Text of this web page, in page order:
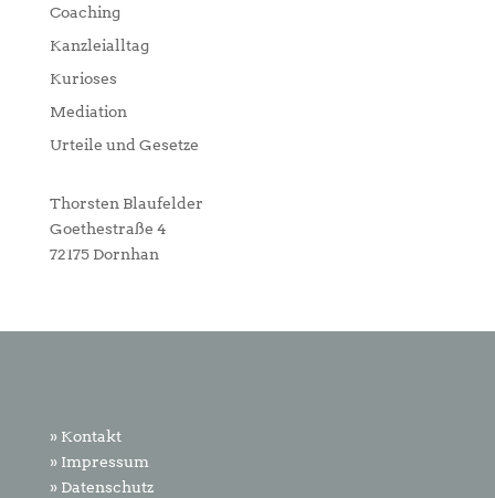
Coaching
Kanzleialltag
Kurioses
Mediation
Urteile und Gesetze
Thorsten Blaufelder
Goethestraße 4
72175 Dornhan
» Kontakt
» Impressum
» Datenschutz